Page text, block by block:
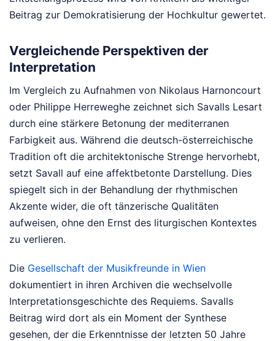
Beitrag zur Demokratisierung der Hochkultur gewertet.
Vergleichende Perspektiven der
Interpretation
Im Vergleich zu Aufnahmen von Nikolaus Harnoncourt
oder Philippe Herreweghe zeichnet sich Savalls Lesart
durch eine stärkere Betonung der mediterranen
Farbigkeit aus. Während die deutsch-österreichische
Tradition oft die architektonische Strenge hervorhebt,
setzt Savall auf eine affektbetonte Darstellung. Dies
spiegelt sich in der Behandlung der rhythmischen
Akzente wider, die oft tänzerische Qualitäten
aufweisen, ohne den Ernst des liturgischen Kontextes
zu verlieren.
Die Gesellschaft der Musikfreunde in Wien
dokumentiert in ihren Archiven die wechselvolle
Interpretationsgeschichte des Requiems. Savalls
Beitrag wird dort als ein Moment der Synthese
gesehen, der die Erkenntnisse der letzten 50 Jahre